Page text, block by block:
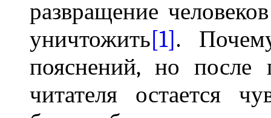
развращение
уничтожить[1].
пояснений, но после
читателя остается